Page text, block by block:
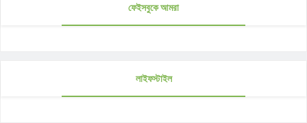
ফেইসবুকে আমরা
লাইফস্টাইল